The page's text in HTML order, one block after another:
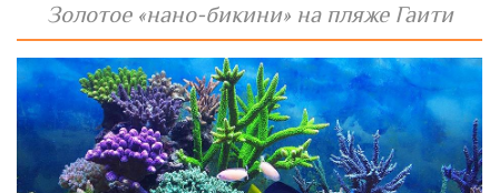
Золотое «нано-бикини» на пляже Гаити